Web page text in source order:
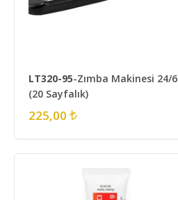
LT320-95-Zımba Makinesi 24/6
(20 Sayfalık)
225,00